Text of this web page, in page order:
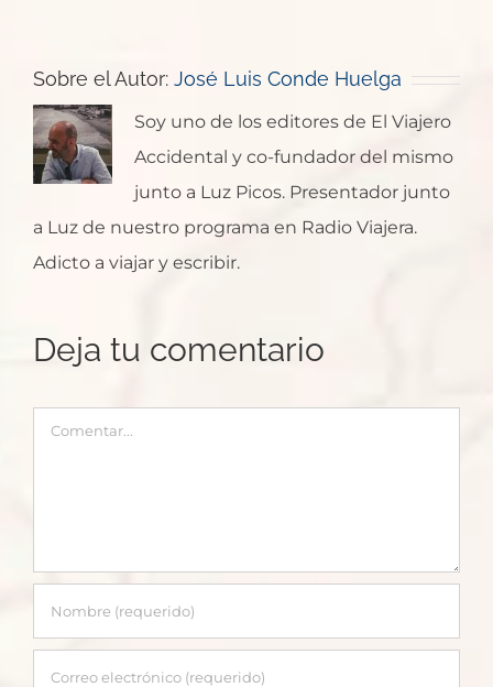
Sobre el Autor: José Luis Conde Huelga
Soy uno de los editores de El Viajero
Accidental y co-fundador del mismo
junto a Luz Picos. Presentador junto
a Luz de nuestro programa en Radio Viajera.
Adicto a viajar y escribir.
Deja tu comentario
Comentar